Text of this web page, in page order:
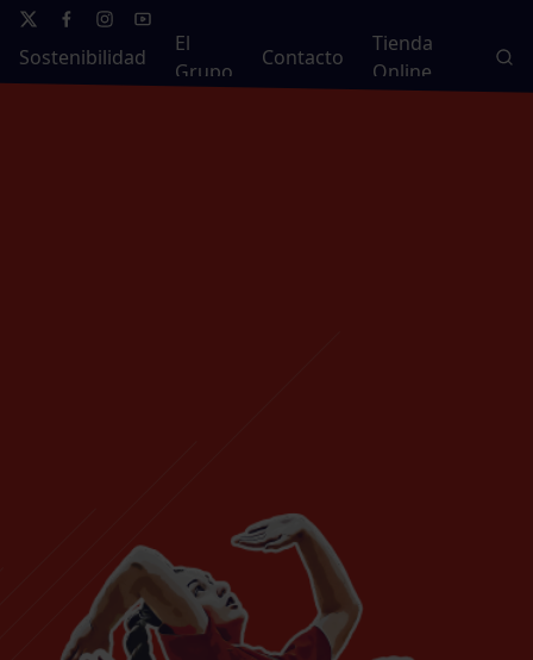
Sostenibilidad
El
Grupo
Contacto
Tienda
Online